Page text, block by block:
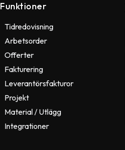
Funktioner
Tidredovisning
Arbetsorder
Offerter
Fakturering
Leverantörsfakturor
Projekt
Material / Utlägg
Integrationer